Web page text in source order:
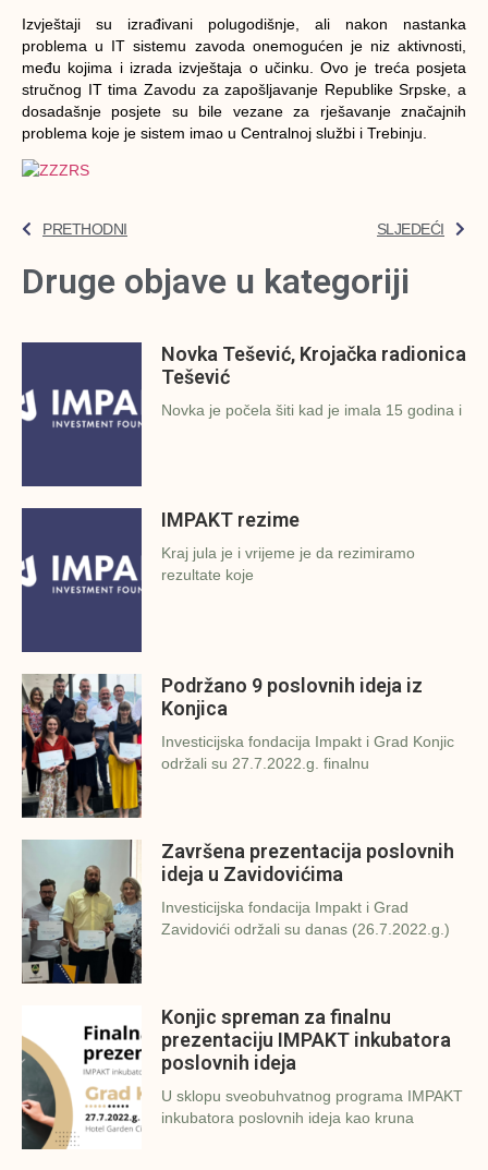
Izvještaji su izrađivani polugodišnje, ali nakon nastanka
problema u IT sistemu zavoda onemogućen je niz aktivnosti,
među kojima i izrada izvještaja o učinku. Ovo je treća posjeta
stručnog IT tima Zavodu za zapošljavanje Republike Srpske, a
dosadašnje posjete su bile vezane za rješavanje značajnih
problema koje je sistem imao u Centralnoj službi i Trebinju.
PRETHODNI SLJEDEĆI
Druge objave u kategoriji
Novka Tešević, Krojačka radionica
Tešević
Novka je počela šiti kad je imala 15 godina i
IMPAKT rezime
Kraj jula je i vrijeme je da rezimiramo
rezultate koje
Podržano 9 poslovnih ideja iz
Konjica
Investicijska fondacija Impakt i Grad Konjic
održali su 27.7.2022.g. finalnu
Završena prezentacija poslovnih
ideja u Zavidovićima
Investicijska fondacija Impakt i Grad
Zavidovići održali su danas (26.7.2022.g.)
Konjic spreman za finalnu
prezentaciju IMPAKT inkubatora
poslovnih ideja
U sklopu sveobuhvatnog programa IMPAKT
inkubatora poslovnih ideja kao kruna